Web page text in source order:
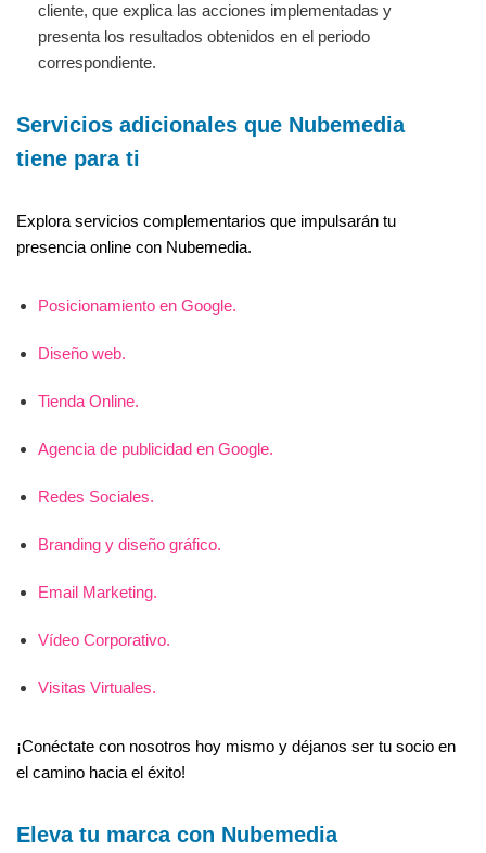
cliente, que explica las acciones implementadas y
presenta los resultados obtenidos en el periodo
correspondiente.
Servicios adicionales que Nubemedia
tiene para ti
Explora servicios complementarios que impulsarán tu
presencia online con Nubemedia.
Posicionamiento en Google.
Diseño web.
Tienda Online.
Agencia de publicidad en Google.
Redes Sociales.
Branding y diseño gráfico.
Email Marketing.
Vídeo Corporativo.
Visitas Virtuales.
¡Conéctate con nosotros hoy mismo y déjanos ser tu socio en
el camino hacia el éxito!
Eleva tu marca con Nubemedia